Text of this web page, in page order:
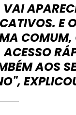
E
COMUM,
AOS